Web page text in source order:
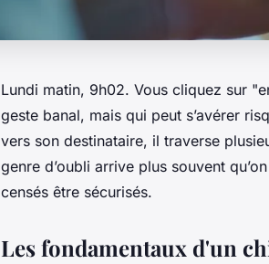
Lundi matin, 9h02. Vous cliquez sur
geste banal, mais qui peut s’avérer
vers son destinataire, il traverse
genre d’oubli arrive plus souvent
censés être sécurisés.
Les fondamentaux d'un